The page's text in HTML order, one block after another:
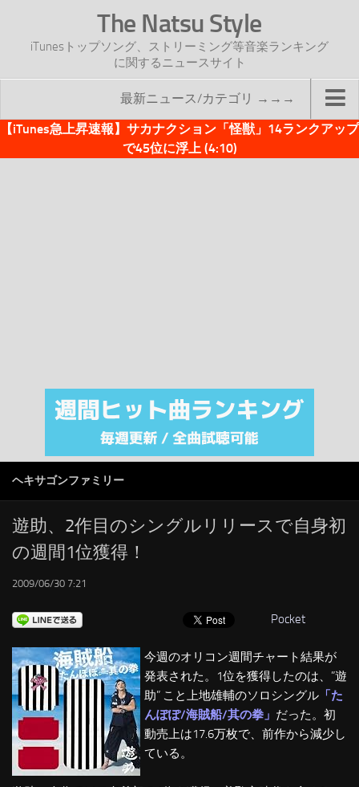
The Natsu Style
iTunesトップソング、ストリーミング等音楽ランキング
に関するニュースサイト
最新ニュース/カテゴリ →→→
TOP
注目カテゴリ
オリジナルiTunes週間トップソング
RSS
LINKS
【iTunes急上昇速報】サカナクション「怪獣」14ランクアップ
で45位に浮上 (4:10)
ヘキサゴンファミリー
遊助、2作目のシングルリリースで自身初
の週間1位獲得！
2009/06/30 7:21
Pocket
今週のオリコン週間チャート結果が
発表された。1位を獲得したのは、”遊
助” こと上地雄輔のソロシングル 「た
んぽぽ/海賊船/其の拳」 だった。初
動売上は17.6万枚で、前作から減少し
ている。